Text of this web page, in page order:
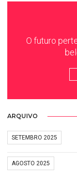
O futuro
ARQUIVO
SETEMBRO 2025
AGOSTO 2025